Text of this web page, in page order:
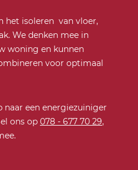
het isoleren van vloer,
We denken mee in
woning en kunnen
voor optimaal
naar een energiezuiniger
ons op 078 - 677 70 29,